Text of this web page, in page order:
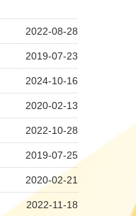
2022-08-28
2019-07-23
2024-10-16
2020-02-13
2022-10-28
2019-07-25
2020-02-21
2022-11-18